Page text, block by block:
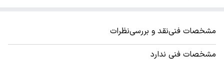
مشخصات فنینقد و بررسینظرات
مشخصات فنی ندارد